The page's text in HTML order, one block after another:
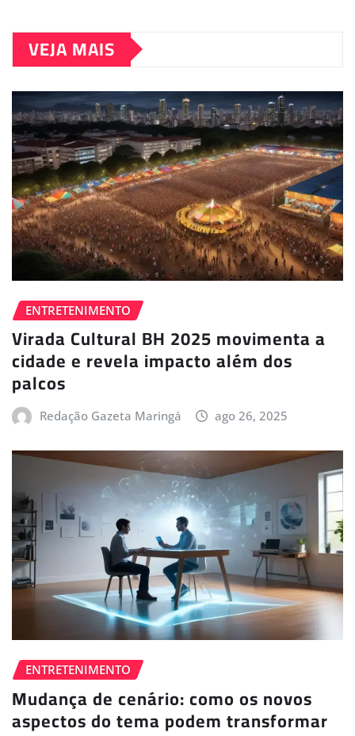
VEJA MAIS
ENTRETENIMENTO
Virada Cultural BH 2025 movimenta a
cidade e revela impacto além dos
palcos
Redação Gazeta Maringá ago 26, 2025
ENTRETENIMENTO
Mudança de cenário: como os novos
aspectos do tema podem transformar